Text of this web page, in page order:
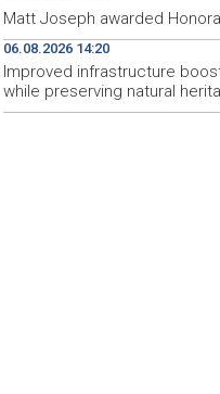
Matt Joseph awarded
06.08.2026 14:20
Improved infrastructure
while preserving natural